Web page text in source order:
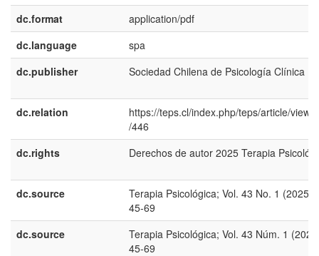
dc.format
application/pdf
dc.language
spa
dc.publisher
Sociedad Chilena de Psicología Clínica
dc.relation
https://teps.cl/index.php/teps/article/view/
/446
dc.rights
Derechos de autor 2025 Terapia
dc.source
Terapia Psicológica; Vol. 43 No. 1 (2025);
45-69
dc.source
Terapia Psicológica; Vol. 43 Núm. 1
45-69